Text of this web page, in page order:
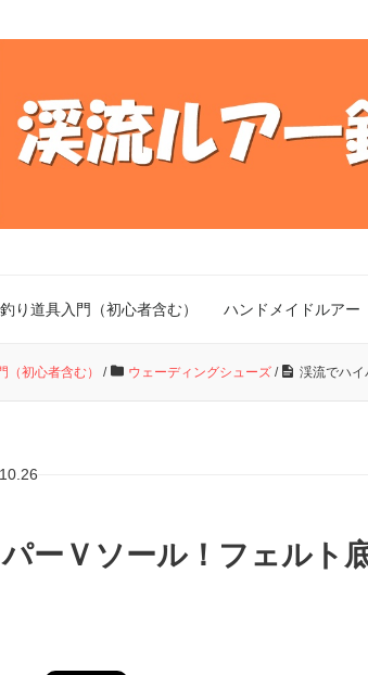
り道具入門（初心者含む） ハンドメイドルアー
初心者含む） / ウェーディングシューズ / 渓流でハイ
ーＶソール！フェルト